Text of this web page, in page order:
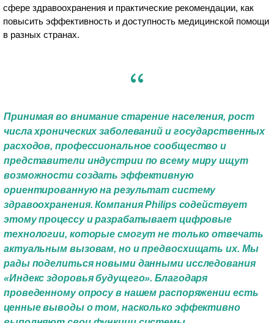
сфере здравоохранения и практические рекомендации, как
повысить эффективность и доступность медицинской помощи
в разных странах.
Принимая во внимание старение населения, рост
числа хронических заболеваний и государственных
расходов, профессиональное сообщество и
представители индустрии по всему миру ищут
возможности создать эффективную
ориентированную на результат систему
здравоохранения. Компания Philips содействует
этому процессу и разрабатывает цифровые
технологии, которые смогут не только отвечать
актуальным вызовам, но и предвосхищать их. Мы
рады поделиться новыми данными исследования
«Индекс здоровья будущего». Благодаря
проведенному опросу в нашем распоряжении есть
ценные выводы о том, насколько эффективно